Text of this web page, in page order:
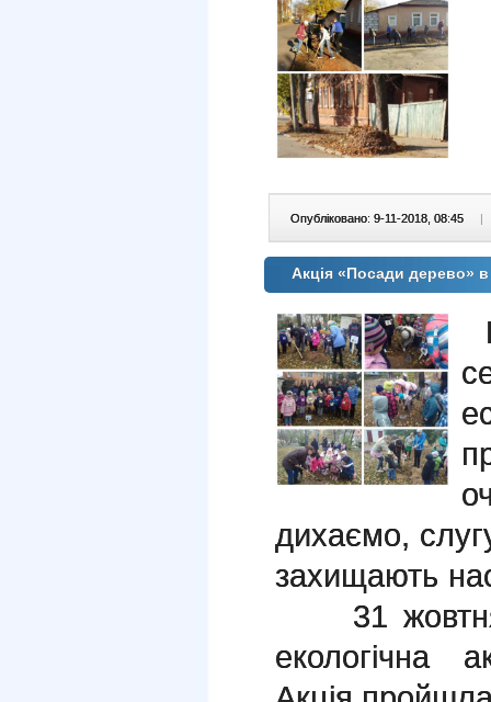
Опубліковано: 9-11-2018, 08:45 |
Акція «Посади дерево»
дихаємо,
захищають
31
екологічна